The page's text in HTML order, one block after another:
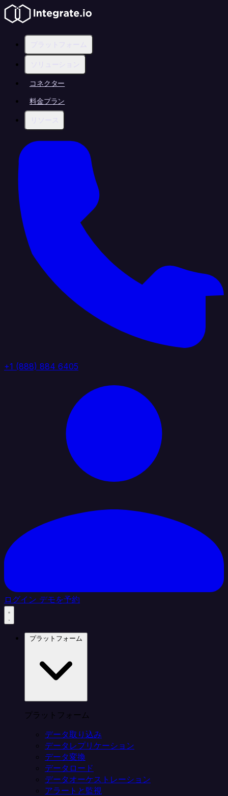
プラットフォーム
ソリューション
コネクター
料金プラン
リソース
+1 (888) 884 6405
ログイン デモを予約
プラットフォーム
データ取り込み
データレプリケーション
データ変換
データロード
データオーケストレーション
アラートと監視